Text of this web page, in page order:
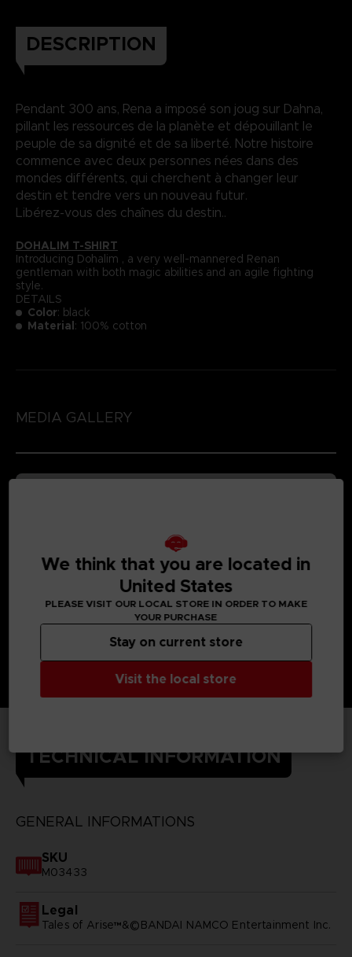
DESCRIPTION
Pendant 300 ans, Rena a imposé son joug sur Dahna,
pillant les ressources de la planète et dépouillant le
peuple de sa dignité et de sa liberté. Notre histoire
commence avec deux personnes nées dans des
mondes différents, qui cherchent à changer leur
destin et tendre vers un nouveau futur.
Libérez-vous des chaînes du destin..
DOHALIM T-SHIRT
Introducing Dohalim , a very well-mannered Renan
gentleman with both magic abilities and an agile fighting
style.
DETAILS
Color: black
Material: 100% cotton
MEDIA GALLERY
TECHNICAL INFORMATION
GENERAL INFORMATIONS
SKU
M03433
Legal
Tales of Arise™&©BANDAI NAMCO Entertainment Inc.
We think that you are located in
United States
PLEASE VISIT OUR LOCAL STORE IN ORDER TO MAKE
YOUR PURCHASE
Visit the local store
Stay on current store